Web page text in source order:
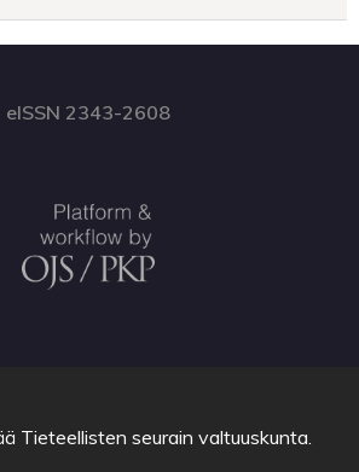
eISSN 2343-2608
Tieteellisten seurain valtuuskunta.